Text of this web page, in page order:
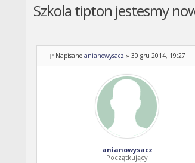
Szkola tipton jestesmy
Napisane anianowysacz » 30 gru 2014, 19:27
anianowysacz
Początkujący